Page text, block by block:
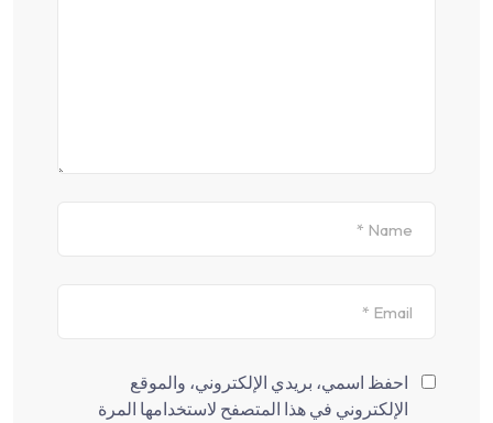
احفظ اسمي، بريدي الإلكتروني، والموقع
الإلكتروني في هذا المتصفح لاستخدامها المرة